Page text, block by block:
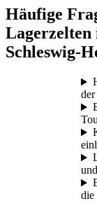
Häufige
Lagerzelten
Schleswig-
der
die